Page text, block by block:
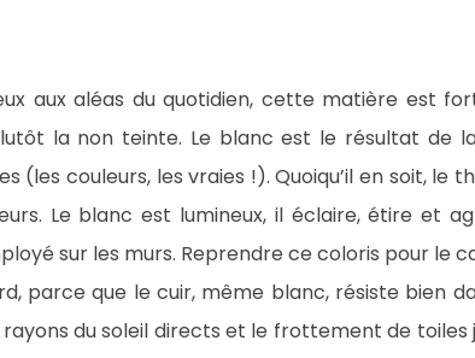
aux aléas du quotidien, cette matière est
la non teinte. Le blanc est le résultat de
(les couleurs, les vraies !). Quoiqu’il en soit,
Le blanc est lumineux, il éclaire, étire et
sur les murs. Reprendre ce coloris pour le
parce que le cuir, même blanc, résiste bien
du soleil directs et le frottement de toiles